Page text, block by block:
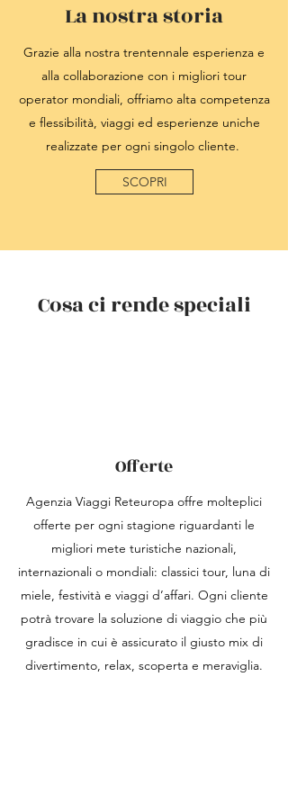
La nostra storia
Grazie alla nostra trentennale esperienza e
alla collaborazione con i migliori tour
operator mondiali, offriamo alta competenza
e flessibilità, viaggi ed esperienze uniche
realizzate per ogni singolo cliente.
SCOPRI
Cosa ci rende speciali
Offerte
Agenzia Viaggi Reteuropa offre molteplici
offerte per ogni stagione riguardanti le
migliori mete turistiche nazionali,
internazionali o mondiali: classici tour, luna di
miele, festività e viaggi d’affari. Ogni cliente
potrà trovare la soluzione di viaggio che più
gradisce in cui è assicurato il giusto mix di
divertimento, relax, scoperta e meraviglia.